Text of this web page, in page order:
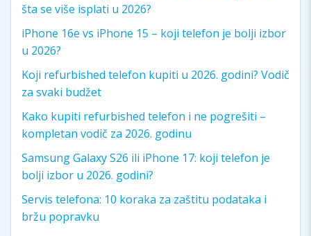
šta se više isplati u 2026?
iPhone 16e vs iPhone 15 – koji telefon je bolji izbor
u 2026?
Koji refurbished telefon kupiti u 2026. godini? Vodič
za svaki budžet
Kako kupiti refurbished telefon i ne pogrešiti –
kompletan vodič za 2026. godinu
Samsung Galaxy S26 ili iPhone 17: koji telefon je
bolji izbor u 2026. godini?
Servis telefona: 10 koraka za zaštitu podataka i
bržu popravku